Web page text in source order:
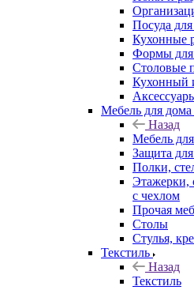
Посуда
Кухонные
Формы
Столовые
Кухонный
Мебель для дома
Назад
Мебель
Защита
Полки,
Этажерки,
с чехлом
Прочая
Столы
Стулья,
Текстиль
Назад
Текстиль